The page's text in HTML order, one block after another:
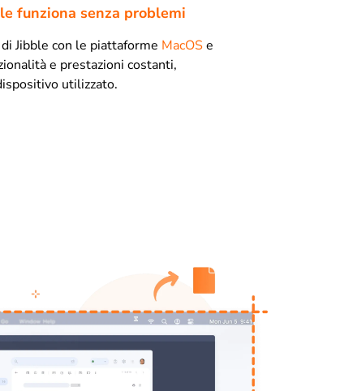
funziona senza problemi
Jibble con le piattaforme MacOSe
e prestazioni costanti,
utilizzato.